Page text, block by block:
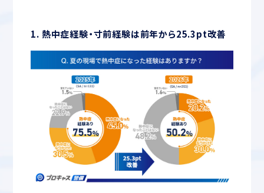
1. 熱中症経験・寸前経験は前年から25.3pt改善